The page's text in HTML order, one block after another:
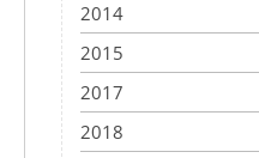
2014
2015
2017
2018